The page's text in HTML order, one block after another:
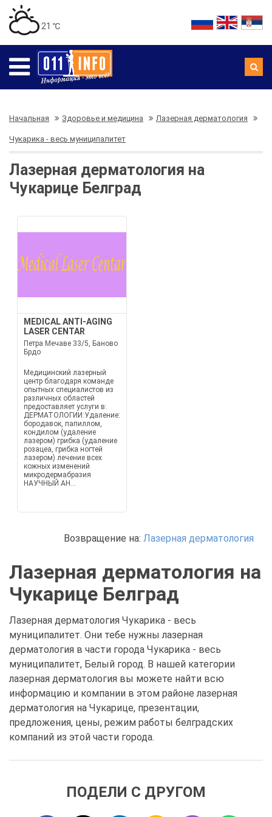
21 ℃
Начальная Здоровье и медицина Лазерная дерматология
Чукарика - весь муниципалитет
Лазерная дерматология на
Чукарице Белград
MEDICAL ANTI-AGING
LASER CENTAR
Петра Мечаве 33/5, Баново
Брдо
Медицинский лазерный
центр благодаря команде
опытных специалистов из
различных областей
предоставляет услуги в:
ДЕРМАТОЛОГИИ:Удаление:
бородавок, папиллом,
кондилом (удаление
лазером) грибка (удаление
розацеа, грибка ногтей
лазером) лечение всех
кожных изменений
микродермабразия
НАУЧНЫЙ АН...
Возвращение на: Лазерная дерматология
Лазерная дерматология на
Чукарице Белград
Лазерная дерматология Чукарика - весь
муниципалитет. Они тебе нужны лазерная
дерматология в части города Чукарика - весь
муниципалитет, Белый город. В нашей категории
лазерная дерматология вы можете найти всю
информацию и компании в этом районе лазерная
дерматология на Чукарице, презентации,
предложения, цены, режим работы белградских
компаний из этой части города.
ПОДЕЛИ С ДРУГОМ